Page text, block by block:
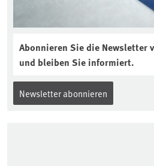
Abonnieren Sie die Newsletter
und bleiben Sie informiert.
Newsletter abonnieren